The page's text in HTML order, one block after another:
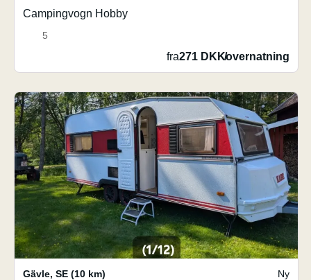
Campingvogn Hobby
5
fra271 DKK/overnatning
Gävle, SE (10 km) Ny